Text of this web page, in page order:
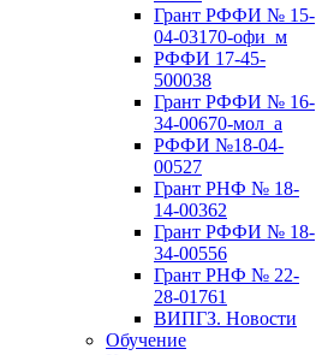
Грант РФФИ № 15-
04-03170-офи_м
РФФИ 17-45-
500038
Грант РФФИ № 16-
34-00670-мол_а
РФФИ №18-04-
00527
Грант РНФ № 18-
14-00362
Грант РФФИ № 18-
34-00556
Грант РНФ № 22-
28-01761
ВИПГЗ. Новости
Обучение